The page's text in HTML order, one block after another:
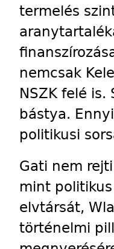
termelés
nemcsak
NSZK felé
bástya.
politikusi
Gati nem
mint
elvtársát,
történelmi